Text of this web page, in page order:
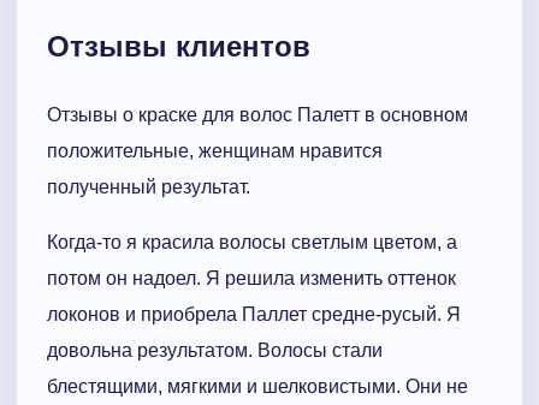
Отзывы клиентов
Отзывы о краске для волос Палетт в основном
положительные, женщинам нравится
полученный результат.
Когда-то я красила волосы светлым цветом, а
потом он надоел. Я решила изменить оттенок
локонов и приобрела Паллет средне-русый. Я
довольна результатом. Волосы стали
блестящими, мягкими и шелковистыми. Они не